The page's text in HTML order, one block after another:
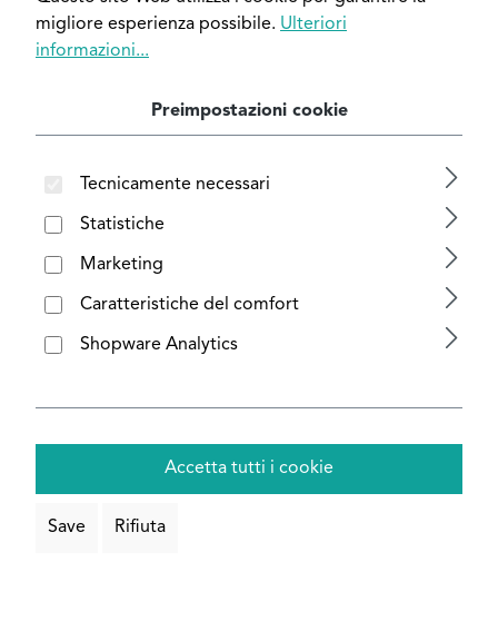
Angolare in acciaio nero / grezzo
migliore esperienza possibile. Ulteriori
informazioni...
Preimpostazioni cookie
Tecnicamente necessari
Statistiche
Marketing
Caratteristiche del comfort
Shopware Analytics
Accetta tutti i cookie
Save Rifiuta